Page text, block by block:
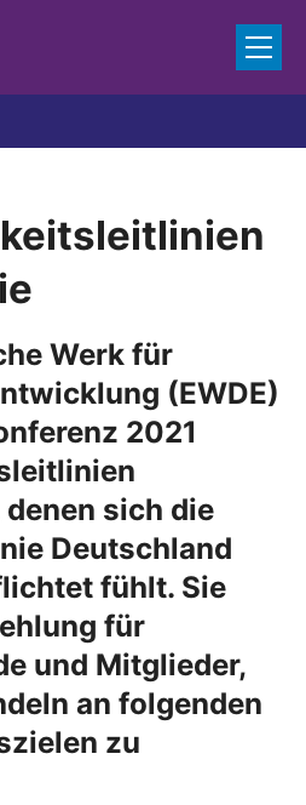
Werk für
(EWDE)
2021
sich die
Deutschland
fühlt. Sie
für
und Mitglieder,
an folgenden
zu